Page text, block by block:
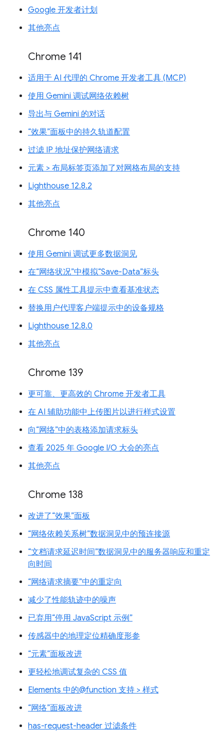
Google 开发者计划
其他亮点
Chrome 141
适用于 AI 代理的 Chrome 开发者工具 (MCP)
使用 Gemini 调试网络依赖树
导出与 Gemini 的对话
“效果”面板中的持久轨道配置
过滤 IP 地址保护网络请求
元素 > 布局标签页添加了对网格布局的支持
Lighthouse 12.8.2
其他亮点
Chrome 140
使用 Gemini 调试更多数据洞见
在“网络状况”中模拟“Save-Data”标头
在 CSS 属性工具提示中查看基准状态
替换用户代理客户端提示中的设备规格
Lighthouse 12.8.0
其他亮点
Chrome 139
更可靠、更高效的 Chrome 开发者工具
在 AI 辅助功能中上传图片以进行样式设置
向“网络”中的表格添加请求标头
查看 2025 年 Google I/O 大会的亮点
其他亮点
Chrome 138
改进了“效果”面板
“网络依赖关系树”数据洞见中的预连接源
“文档请求延迟时间”数据洞见中的服务器响应和重定
向时间
“网络请求摘要”中的重定向
减少了性能轨迹中的噪声
已弃用“停用 JavaScript 示例”
传感器中的地理定位精确度形参
“元素”面板改进
更轻松地调试复杂的 CSS 值
Elements 中的@function 支持 > 样式
“网络”面板改进
has-request-header 过滤条件